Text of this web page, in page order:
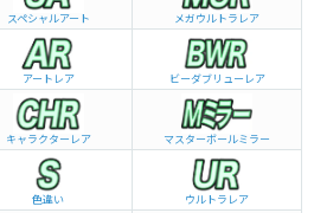
スペシャルアート メガウルトラレア
アートレア ビーダブリュー レア
キャラクターレア マスターボールミラー
色違い ウルトラレア